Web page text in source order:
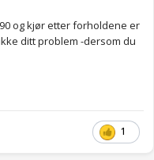
og kjør etter forholdene er
ditt problem -dersom du
1